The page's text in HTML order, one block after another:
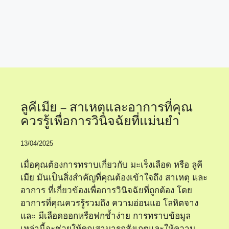
ลูคีเมีย – สาเหตุและอาการที่คุณ
ควรรู้เพื่อการวินิจฉัยที่แม่นยำ
13/04/2025
เมื่อคุณต้องการทราบเกี่ยวกับ มะเร็งเลือด หรือ ลูคี
เมีย มันเป็นสิ่งสำคัญที่คุณต้องเข้าใจถึง สาเหตุ และ
อาการ ที่เกี่ยวข้องเพื่อการวินิจฉัยที่ถูกต้อง โดย
อาการที่คุณควรรู้รวมถึง ความอ่อนแอ โลหิตจาง
และ มีเลือดออกหรือฟกช้ำง่าย การทราบข้อมูล